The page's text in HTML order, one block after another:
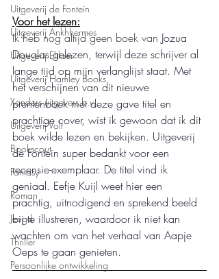
Uitgeverij de Fontein
Uitgeverij Ankhhermes
Uitgeverij Elikser
Uitgeverij Hamley Books
Xanders uitgevers b.v.
Uitgeverij Volt
Bookscout
Fantasy
Roman
Jeugd
Thriller
Persoonlijke ontwikkeling
Voor het lezen:
Ik heb nog altijd geen boek van Jozua
Douglas gelezen, terwijl deze schrijver al
lange tijd op mijn verlanglijst staat. Met
het verschijnen van dit nieuwe
prentenboek met deze gave titel en
prachtige cover, wist ik gewoon dat ik dit
boek wilde lezen en bekijken. Uitgeverij
de Fontein super bedankt voor een
recensie-exemplaar. De titel vind ik
geniaal. Eefje Kuijl weet hier een
prachtig, uitnodigend en sprekend beeld
bij te illustreren, waardoor ik niet kan
wachten om van het verhaal van Aapje
Oeps te gaan genieten.